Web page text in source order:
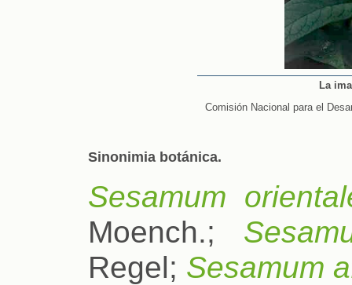
La
Comisión Nacional para el
Sinonimia botánica.
Sesamum
Moench.;
Regel; Sesamum